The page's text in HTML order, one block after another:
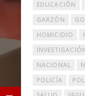
EDUCACIÓN
GARZÓN
HOMICIDIO
NACIONAL
POLICÍA